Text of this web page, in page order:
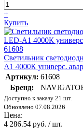
+
Купить
Светильник
A1 4000К универс.
Артикул: 61608
Бренд:
Доступно к заказу 21 шт.
Обновлено 07.08.2026
Цена:
4 286.54 руб. / шт.